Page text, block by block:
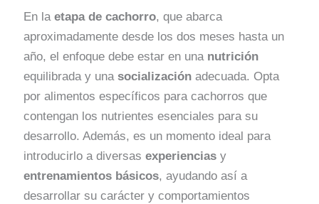
En laetapa de cachorro, que abarca
aproximadamente desde los dos meses hasta un
año, el enfoque debe estar en una nutrición
equilibrada y unasocializaciónadecuada. Opta
por alimentos específicos para cachorros que
contengan los nutrientes esenciales para su
desarrollo. Además, es un momento ideal para
introducirlo a diversasexperienciasy
entrenamientos básicos, ayudando así a
desarrollar su carácter y comportamientos